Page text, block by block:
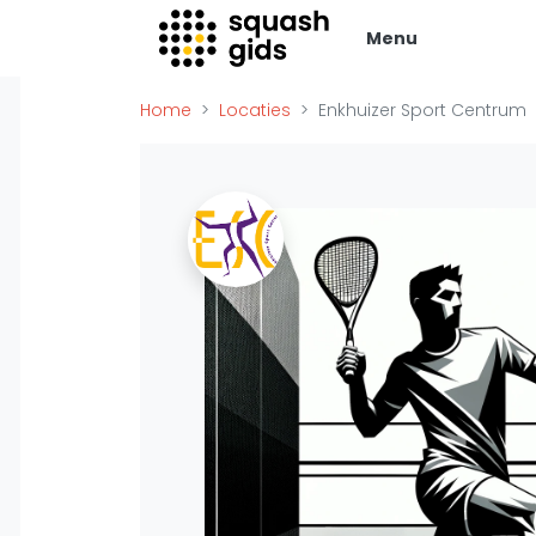
Menu
Squash Gids
Organisaties
Winkels
Merken
Trainers
Reserveringssystemen
Overige
Podcasts
Alles
SBN
Home Locaties Enkhuizer Sport Centrum